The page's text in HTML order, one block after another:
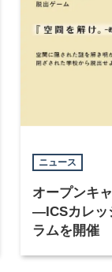
ニュース
オープンキ
―ICSカレッ
ラムを開催